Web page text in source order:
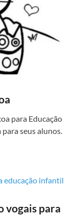
para Educação
seus alunos.
vogais para